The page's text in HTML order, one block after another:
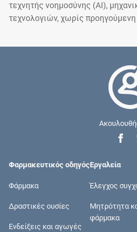
τεχνητής νοημοσύνης (AI),
τεχνολογιών, χωρίς προηγούμενη
Φαρμακευτικός οδηγός
Φάρμακα
Δραστικές ουσίες
Ενδείξεις και αγωγές
Εργαλεία
Έλεγχος
Μητρότητα
φάρμακα